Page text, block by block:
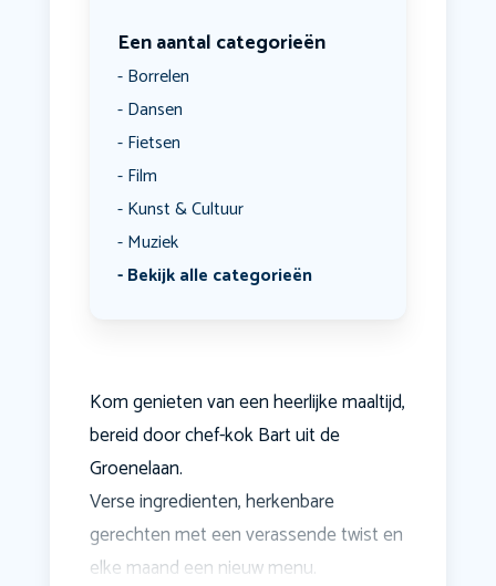
Een aantal categorieën
Borrelen
Dansen
Fietsen
Film
Kunst & Cultuur
Muziek
Bekijk alle categorieën
Kom genieten van een heerlijke maaltijd,
bereid door chef-kok Bart uit de
Groenelaan.
Verse ingredienten, herkenbare
gerechten met een verassende twist en
elke maand een nieuw menu.